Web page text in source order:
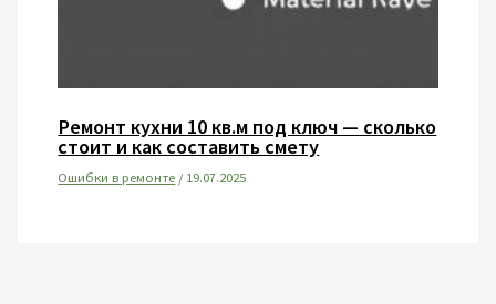
Ремонт кухни 10 кв.м под ключ — сколько
стоит и как составить смету
Ошибки в ремонте /19.07.2025